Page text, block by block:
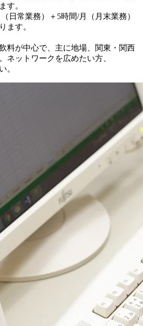
す。
日常業務）＋5時間/月（月末業務）
ます。
料が中心で、主に地場、関東・関西
ネットワークを広めたい方、
。